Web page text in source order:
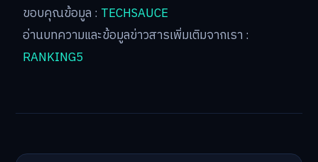
ขอบคุณข้อมูล : TECHSAUCE
อ่านบทความและข้อมูลข่าวสารเพิ่มเติมจากเรา :
RANKING5